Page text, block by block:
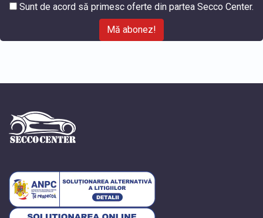
Sunt de acord să primesc oferte din partea Secco Center.
Mă abonez!